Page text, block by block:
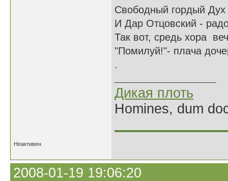
Свободный гордый Дух
И Дар Отцовский -
Так вот, средь хора
"Помилуй!"- плача
.
Дикая плоть
Homines, dum
Неактивен
2008-01-19 19:06:20